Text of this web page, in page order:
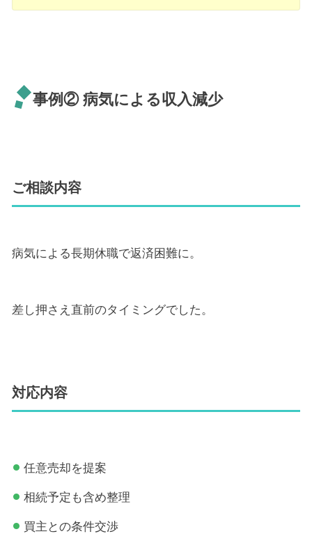
事例② 病気による収入減少
ご相談内容
病気による長期休職で返済困難に。
差し押さえ直前のタイミングでした。
対応内容
任意売却を提案
相続予定も含め整理
買主との条件交渉